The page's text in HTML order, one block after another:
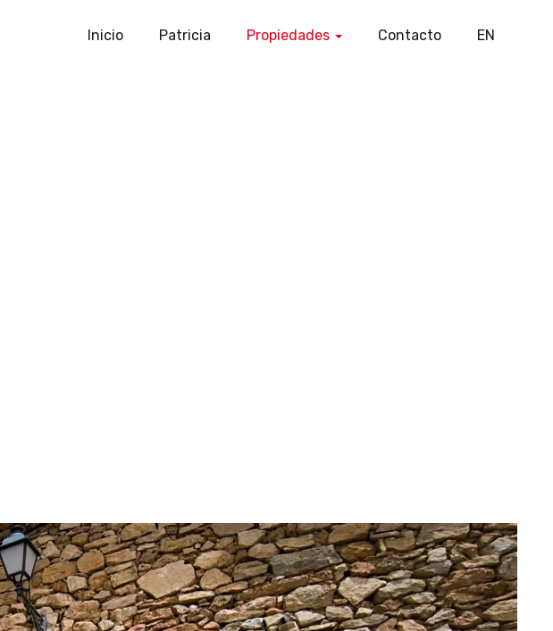
Inicio Patricia Propiedades Contacto EN